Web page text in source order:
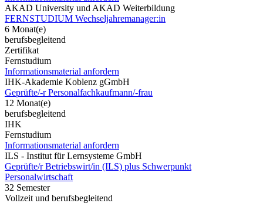
AKAD University und AKAD Weiterbildung
FERNSTUDIUM Wechseljahremanager:in
6 Monat(e)
berufsbegleitend
Zertifikat
Fernstudium
Informationsmaterial anfordern
IHK-Akademie Koblenz gGmbH
Geprüfte/-r Personalfachkaufmann/-frau
12 Monat(e)
berufsbegleitend
IHK
Fernstudium
Informationsmaterial anfordern
ILS - Institut für Lernsysteme GmbH
Geprüfte/r Betriebswirt/in (ILS) plus Schwerpunkt
Personalwirtschaft
32 Semester
Vollzeit und berufsbegleitend